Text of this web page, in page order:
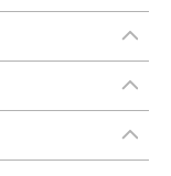
глубокой чистки
два типа
маска +
действовать на
типов кожи / BP
вопрос по